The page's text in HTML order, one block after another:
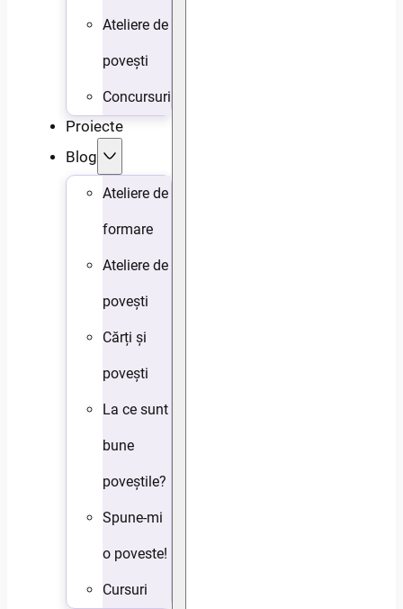
Ateliere de
povești
Concursuri
Proiecte
Blog
Ateliere de
formare
Ateliere de
povești
Cărți și
povești
La ce sunt
bune
poveștile?
Spune-mi
o poveste!
Cursuri